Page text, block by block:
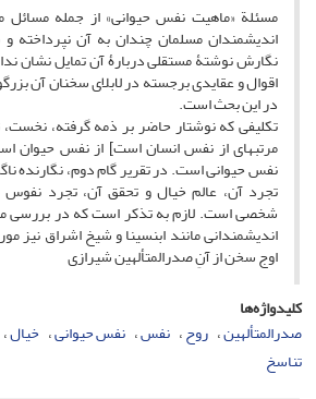
مسئلة «ماهیت نفس حیوانی» از جمله
اندیشمندان مسلمان چندان به آن نپرداخته
نگارش نوشتۀ مستقلی دربارۀ آن تمایل نشان
اقوال و عقایدی برجسته در لابلای سخنان آن
در این بحث است.
تکلیفی که نوشتار حاضر بر ذمه گرفته،
مرتبه­ای از نفس انسان است] از نفس حیوان
نفس حیوانی است. در تقریر گام دوم، نگارنده
تجرد آن، عالم خیال و تحقق آن، تجرد نفوس
شخصی است. لازم به تذکر است که در بررسی
اندیشمندانی مانند ابن­سینا و شیخ اشراق نیز
اوج سخن از آنِ صدرالمتألهین شیرازی
کلیدواژه‌ها
صدرالمتألهین روح نفس نفس حیوانی خیال
تناسخ